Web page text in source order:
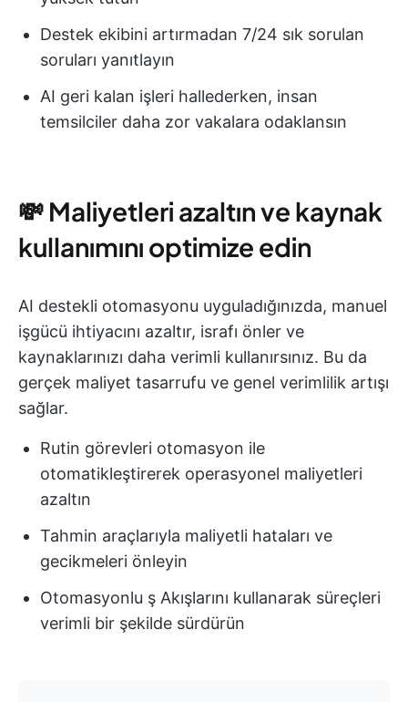
Destek ekibini artırmadan 7/24 sık sorulan
soruları yanıtlayın
AI geri kalan işleri hallederken, insan
temsilciler daha zor vakalara odaklansın
💸 Maliyetleri azaltın ve kaynak
kullanımını optimize edin
AI destekli otomasyonu uyguladığınızda, manuel
işgücü ihtiyacını azaltır, israfı önler ve
kaynaklarınızı daha verimli kullanırsınız. Bu da
gerçek maliyet tasarrufu ve genel verimlilik artışı
sağlar.
Rutin görevleri otomasyon ile
otomatikleştirerek operasyonel maliyetleri
azaltın
Tahmin araçlarıyla maliyetli hataları ve
gecikmeleri önleyin
Otomasyonlu ş Akışlarını kullanarak süreçleri
verimli bir şekilde sürdürün